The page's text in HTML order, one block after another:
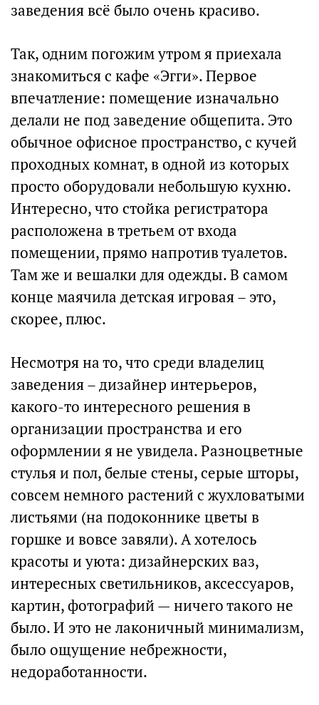
заведения всё было очень красиво.
Так, одним погожим утром я приехала
знакомиться с кафе «Эгги». Первое
впечатление: помещение изначально
делали не под заведение общепита. Это
обычное офисное пространство, с кучей
проходных комнат, в одной из которых
просто оборудовали небольшую кухню.
Интересно, что стойка регистратора
расположена в третьем от входа
помещении, прямо напротив туалетов.
Там же и вешалки для одежды. В самом
конце маячила детская игровая – это,
скорее, плюс.
Несмотря на то, что среди владелиц
заведения – дизайнер интерьеров,
какого-то интересного решения в
организации пространства и его
оформлении я не увидела. Разноцветные
стулья и пол, белые стены, серые шторы,
совсем немного растений с жухловатыми
листьями (на подоконнике цветы в
горшке и вовсе завяли). А хотелось
красоты и уюта: дизайнерских ваз,
интересных светильников, аксессуаров,
картин, фотографий — ничего такого не
было. И это не лаконичный минимализм,
было ощущение небрежности,
недоработанности.